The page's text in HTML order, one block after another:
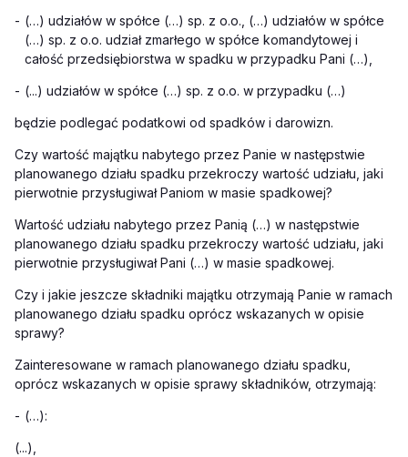
- (…) udziałów w spółce (…) sp. z o.o., (…) udziałów w spółce
(…) sp. z o.o. udział zmarłego w spółce komandytowej i
całość przedsiębiorstwa w spadku w przypadku Pani (…)
- (...) udziałów w spółce (…) sp. z o.o. w przypadku (…)
będzie podlegać podatkowi od spadków i darowizn.
Czy wartość majątku nabytego przez Panie w następstwie
planowanego działu spadku przekroczy wartość udziału, jaki
pierwotnie przysługiwał Paniom w masie spadkowej?
Wartość udziału nabytego przez Panią (…) w następstwie
planowanego działu spadku przekroczy wartość udziału, jaki
pierwotnie przysługiwał Pani (…) w masie spadkowej.
Czy i jakie jeszcze składniki majątku otrzymają Panie w ramach
planowanego działu spadku oprócz wskazanych w opisie
sprawy?
Zainteresowane w ramach planowanego działu spadku,
oprócz wskazanych w opisie sprawy składników, otrzymają:
- (…):
(...),